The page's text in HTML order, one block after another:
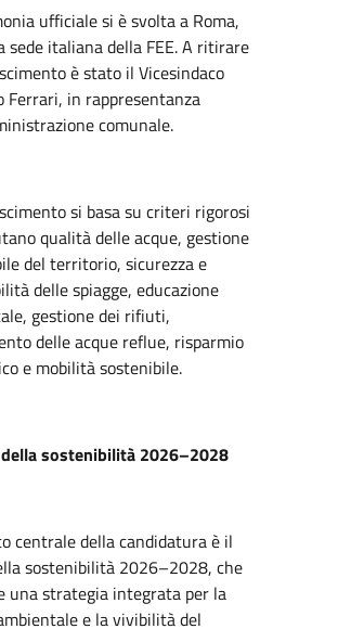
ufficiale si è svolta a Roma,
sede italiana della FEE. A ritirare
è stato il Vicesindaco
Ferrari, in rappresentanza
comunale.
si basa su criteri rigorosi
qualità delle acque, gestione
del territorio, sicurezza e
delle spiagge, educazione
gestione dei rifiuti,
delle acque reflue, risparmio
e mobilità sostenibile.
sostenibilità 2026–2028
centrale della candidatura è il
sostenibilità 2026–2028, che
una strategia integrata per la
e la vivibilità del